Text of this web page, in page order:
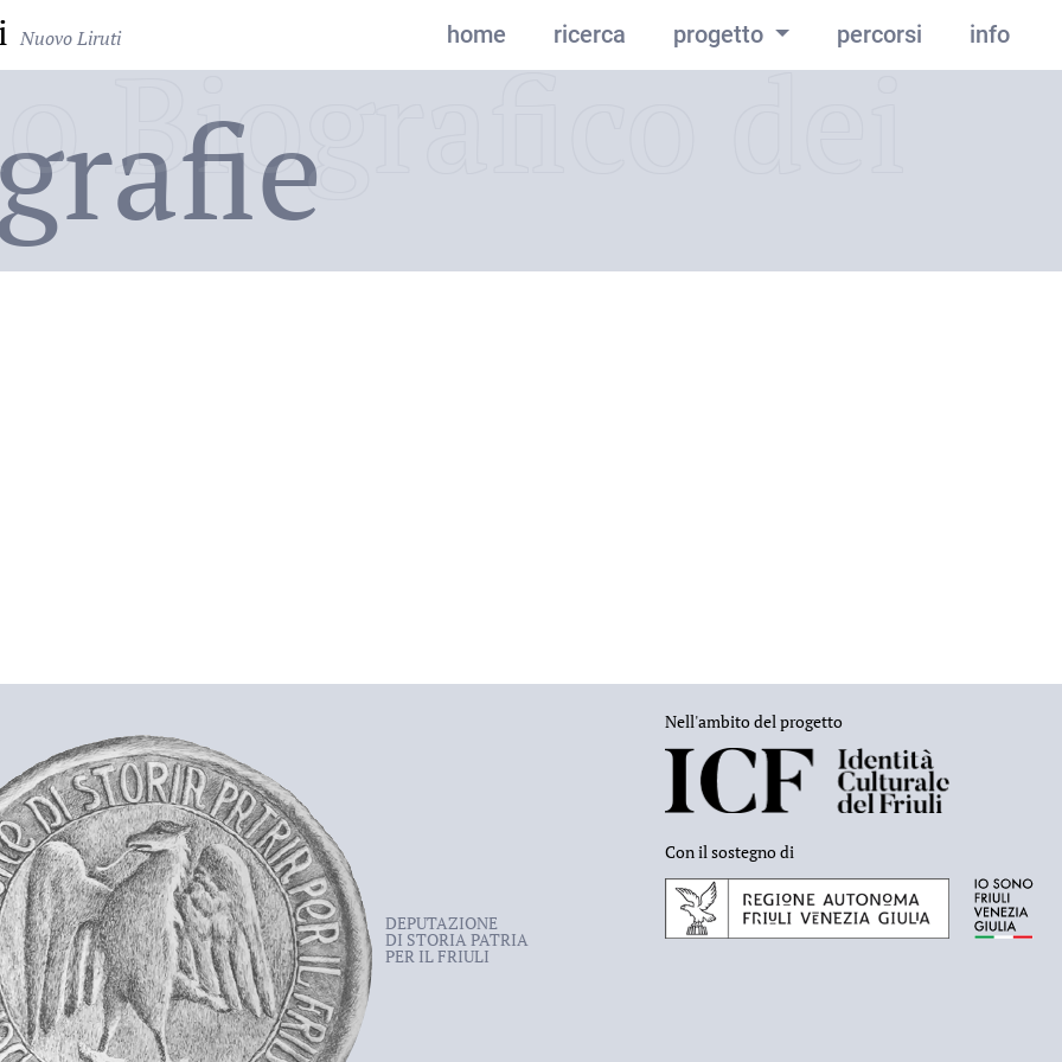
Nuovo Liruti home ricerca progetto percorsi info
Biografico dei
DEPUTAZIONE
DI STORIA PATRIA
PER IL FRIULI
Nell'ambito del progetto
Con il sostegno di